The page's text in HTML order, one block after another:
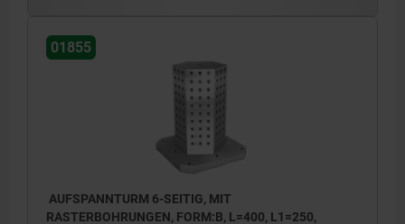
01855
AUFSPANNTURM 6-SEITIG, MIT
RASTERBOHRUNGEN, FORM:B, L=400, L1=250,